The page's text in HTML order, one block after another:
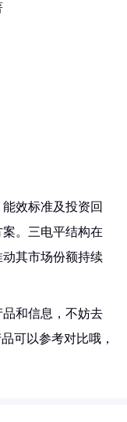
效标准及投资回
。三电平结构在
其市场份额持续
和信息，不妨去
可以参考对比哦，